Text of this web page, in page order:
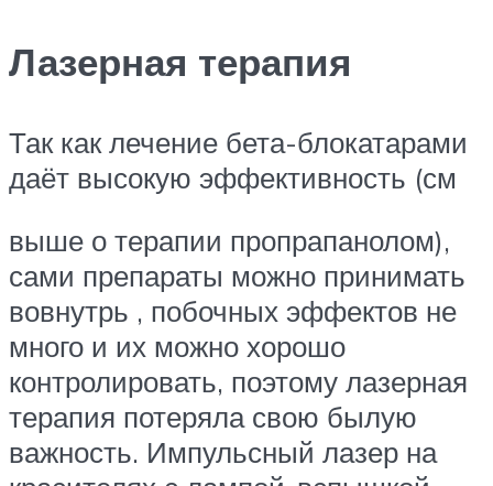
Лазерная терапия
Так как лечение бета-блокатарами
даёт высокую эффективность (см
выше о терапии пропрапанолом),
сами препараты можно принимать
вовнутрь , побочных эффектов не
много и их можно хорошо
контролировать, поэтому лазерная
терапия потеряла свою былую
важность. Импульсный лазер на